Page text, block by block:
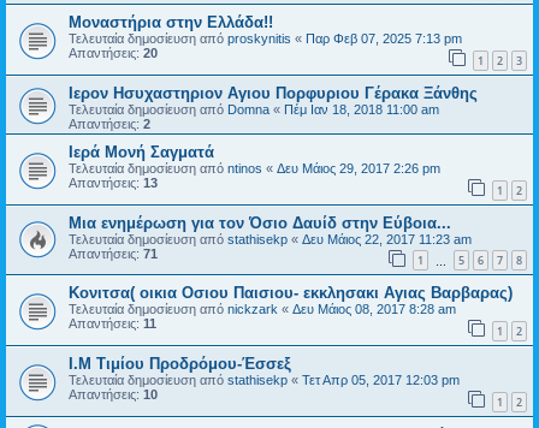
Μοναστήρια στην Ελλάδα!!
Τελευταία δημοσίευση από proskynitis « Παρ Φεβ 07, 2025 7:13 pm
Απαντήσεις: 20 1 2 3
Ιερον Ησυχαστηριον Αγιου Πορφυριου Γέρακα Ξάνθης
Τελευταία δημοσίευση από Domna « Πέμ Ιαν 18, 2018 11:00 am
Απαντήσεις: 2
Ιερά Μονή Σαγματά
Τελευταία δημοσίευση από ntinos « Δευ Μάιος 29, 2017 2:26 pm
Απαντήσεις: 13 1 2
Μια ενημέρωση για τον Όσιο Δαυίδ στην Εύβοια...
Τελευταία δημοσίευση από stathisekp « Δευ Μάιος 22, 2017 11:23 am
Απαντήσεις: 71 1 5 6 7 8
Κονιτσα( οικια Οσιου Παισιου- εκκλησακι Αγιας Βαρβαρας)
Τελευταία δημοσίευση από nickzark « Δευ Μάιος 08, 2017 8:28 am
Απαντήσεις: 11 1 2
Ι.Μ Τιμίου Προδρόμου-Έσσεξ
Τελευταία δημοσίευση από stathisekp « Τετ Απρ 05, 2017 12:03 pm
Απαντήσεις: 10 1 2